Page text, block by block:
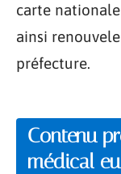
carte
ainsi
préfecture.
Contenu
médical